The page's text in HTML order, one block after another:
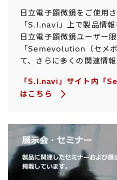
日立電子顕微鏡をご使用
「S.I.navi」上で製品情報
日立電子顕微鏡ユーザー
「Semevolution（セメ
て、さらに多くの関連情
「S.I.navi」サイト内「
はこちら